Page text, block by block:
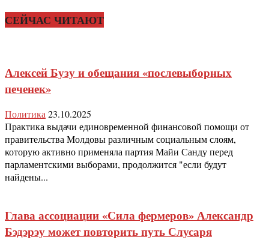
СЕЙЧАС ЧИТАЮТ
Алексей Бузу и обещания «послевыборных
печенек»
Политика23.10.2025
Практика выдачи единовременной финансовой помощи от
правительства Молдовы различным социальным слоям,
которую активно применяла партия Майи Санду перед
парламентскими выборами, продолжится "если будут
найдены...
Глава ассоциации «Сила фермеров» Александр
Бэдэрэу может повторить путь Слусаря